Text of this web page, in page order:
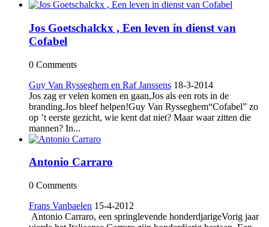
Jos Goetschalckx , Een leven in dienst van
Cofabel
0 Comments
Guy Van Rysseghem en Raf Janssens 18-3-2014
Jos zag er velen komen en gaan,Jos als een rots in de
branding.Jos bleef helpen!Guy Van Rysseghem“Cofabel” zo
op ’t eerste gezicht, wie kent dat niet? Maar waar zitten die
mannen? In...
Antonio Carraro
0 Comments
Frans Vanbaelen 15-4-2012
Antonio Carraro, een springlevende honderdjarigeVorig jaar